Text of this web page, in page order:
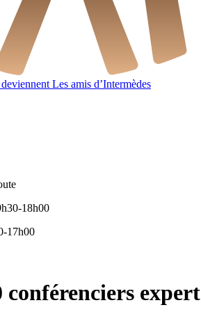
Les amis d’Intermèdes
18h00
17h00
conférenciers